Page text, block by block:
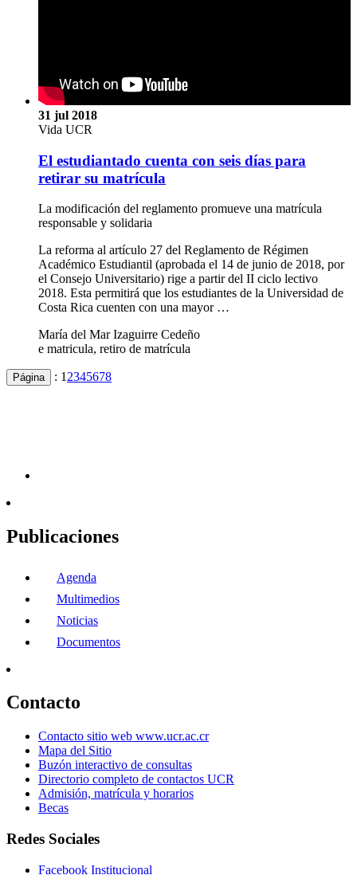
31 jul 2018
Vida UCR
El estudiantado cuenta con seis días para
retirar su matrícula
La modificación del reglamento promueve una matrícula
responsable y solidaria
La reforma al artículo 27 del Reglamento de Régimen
Académico Estudiantil (aprobada el 14 de junio de 2018, por
el Consejo Universitario) rige a partir del II ciclo lectivo
2018. Esta permitirá que los estudiantes de la Universidad de
Costa Rica cuenten con una mayor …
María del Mar Izaguirre Cedeño
e matricula, retiro de matrícula
Página : 1 2345678
Publicaciones
Agenda
Multimedios
Noticias
Documentos
Contacto
Contacto sitio web www.ucr.ac.cr
Mapa del Sitio
Buzón interactivo de consultas
Directorio completo de contactos UCR
Admisión, matrícula y horarios
Becas
Redes Sociales
Facebook Institucional